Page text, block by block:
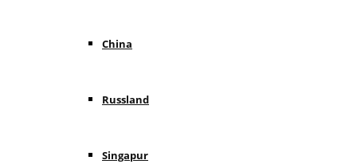
China
Russland
Singapur